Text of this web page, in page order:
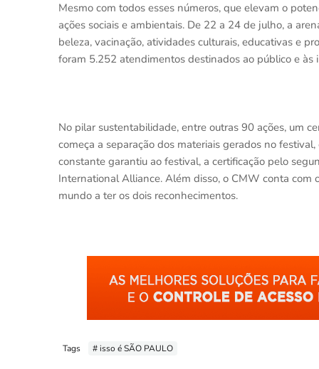
Mesmo com todos esses números, que elevam o
ações sociais e ambientais. De 22 a 24 de julho, a
beleza, vacinação, atividades culturais, educativas e
foram 5.252 atendimentos destinados ao público e
No pilar sustentabilidade, entre outras 90 ações, um
começa a separação dos materiais gerados no
constante garantiu ao festival, a certificação pelo
International Alliance. Além disso, o CMW conta
mundo a ter os dois reconhecimentos.
Tags # isso é SÃO PAULO